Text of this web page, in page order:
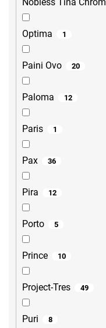
Optima 1
Paini Ovo 20
Paloma 12
Paris 1
Pax 36
Pira 12
Porto 5
Prince 10
Project-Tres 49
Puri 8